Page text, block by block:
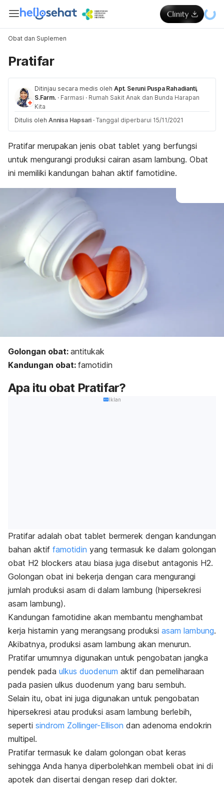
Obat dan Suplemen
Pratifar
Ditinjau secara medis oleh Apt. Seruni Puspa Rahadianti,
S.Farm. · Farmasi · Rumah Sakit Anak dan Bunda Harapan
Kita
Ditulis oleh Annisa Hapsari · Tanggal diperbarui 15/11/2021
Pratifar merupakan jenis obat tablet yang berfungsi
untuk mengurangi produksi cairan asam lambung. Obat
ini memiliki kandungan bahan aktif famotidine.
Golongan obat: antitukak
Kandungan obat: famotidin
Apa itu obat Pratifar?
Iklan
Pratifar adalah obat tablet bermerek dengan kandungan
bahan aktif famotidin yang termasuk ke dalam golongan
obat H2 blockers atau biasa juga disebut antagonis H2.
Golongan obat ini bekerja dengan cara mengurangi
jumlah produksi asam di dalam lambung (hipersekresi
asam lambung).
Kandungan famotidine akan membantu menghambat
kerja histamin yang merangsang produksi asam lambung.
Akibatnya, produksi asam lambung akan menurun.
Pratifar umumnya digunakan untuk pengobatan jangka
pendek pada ulkus duodenum aktif dan pemeliharaan
pada pasien ulkus duodenum yang baru sembuh.
Selain itu, obat ini juga digunakan untuk pengobatan
hipersekresi atau produksi asam lambung berlebih,
seperti sindrom Zollinger-Ellison dan adenoma endokrin
multipel.
Pratifar termasuk ke dalam golongan obat keras
sehingga Anda hanya diperbolehkan membeli obat ini di
apotek dan disertai dengan resep dari dokter.